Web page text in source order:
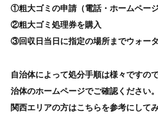
①粗大ゴミの申請（電話・ホームペー
②粗大ゴミ処理券を購入
③回収日当日に指定の場所までウォー
自治体によって処分手順は様々ですの
治体のホームページでご確認ください。
関西エリアの方はこちらを参考にして